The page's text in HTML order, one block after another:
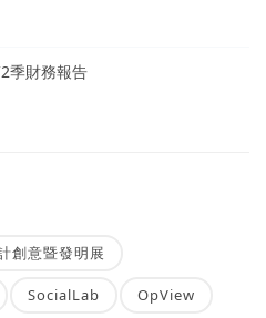
季財務報告
創意暨發明展
SocialLab OpView